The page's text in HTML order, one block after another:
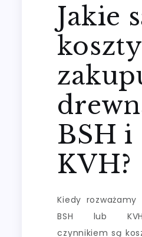
Jakie
koszty
BSH i
KVH?
Kiedy rozważamy
BSH lub
czynnikiem są